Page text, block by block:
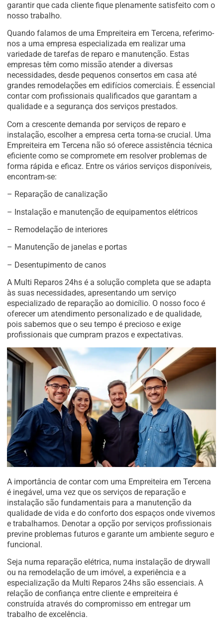
garantir que cada cliente fique plenamente satisfeito com o
nosso trabalho.
Quando falamos de uma Empreiteira em Tercena, referimo-
nos a uma empresa especializada em realizar uma
variedade de tarefas de reparo e manutenção. Estas
empresas têm como missão atender a diversas
necessidades, desde pequenos consertos em casa até
grandes remodelações em edifícios comerciais. É essencial
contar com profissionais qualificados que garantam a
qualidade e a segurança dos serviços prestados.
Com a crescente demanda por serviços de reparo e
instalação, escolher a empresa certa torna-se crucial. Uma
Empreiteira em Tercena não só oferece assistência técnica
eficiente como se compromete em resolver problemas de
forma rápida e eficaz. Entre os vários serviços disponíveis,
encontram-se:
– Reparação de canalização
– Instalação e manutenção de equipamentos elétricos
– Remodelação de interiores
– Manutenção de janelas e portas
– Desentupimento de canos
A Multi Reparos 24hs é a solução completa que se adapta
às suas necessidades, apresentando um serviço
especializado de reparação ao domicílio. O nosso foco é
oferecer um atendimento personalizado e de qualidade,
pois sabemos que o seu tempo é precioso e exige
profissionais que cumpram prazos e expectativas.
A importância de contar com uma Empreiteira em Tercena
é inegável, uma vez que os serviços de reparação e
instalação são fundamentais para a manutenção da
qualidade de vida e do conforto dos espaços onde vivemos
e trabalhamos. Denotar a opção por serviços profissionais
previne problemas futuros e garante um ambiente seguro e
funcional.
Seja numa reparação elétrica, numa instalação de drywall
ou na remodelação de um imóvel, a experiência e a
especialização da Multi Reparos 24hs são essenciais. A
relação de confiança entre cliente e empreiteira é
construída através do compromisso em entregar um
trabalho de excelência.